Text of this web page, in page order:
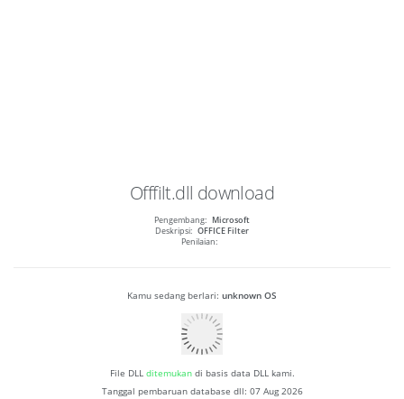
Offfilt.dll download
Pengembang: Microsoft
Deskripsi: OFFICE Filter
Penilaian:
Kamu sedang berlari: unknown OS
File DLL ditemukandi basis data DLL kami.
Tanggal pembaruan database dll: 07 Aug 2026